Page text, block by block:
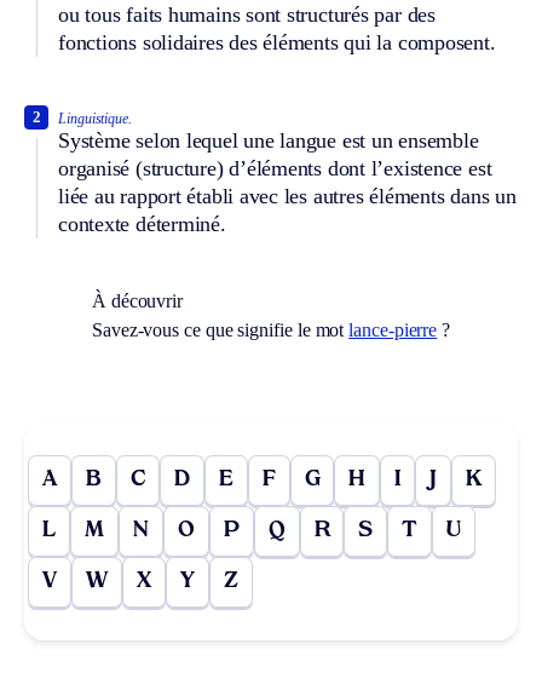
ou tous faits humains sont structurés par des
fonctions solidaires des éléments qui la composent.
Linguistique.
Système selon lequel une langue est un ensemble
organisé (structure) d’éléments dont l’existence est
liée au rapport établi avec les autres éléments dans un
contexte déterminé.
2
À découvrir
Savez-vous ce que signifie le motlance-pierre ?
A B C D E F G H I J K
L M N O P Q R S T U
V W X Y Z